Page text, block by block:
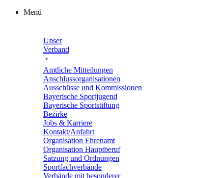
Zum
Menü
Unser
Verband
Amtli­che Mitteilungen
Anschluss­or­ga­ni­sa­tio­nen
Ausschüsse und Kommissionen
Baye­ri­sche Sportjugend
Baye­ri­sche Sportstiftung
Bezirke
Jobs & Karriere
Kontakt/​​Anfahrt
Orga­ni­sa­tion Ehrenamt
Orga­ni­sa­tion Hauptberuf
Satzung und Ordnungen
Sport­fach­ver­bände
Verbände mit beson­de­rer